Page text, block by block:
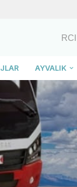
RCI
AYVALIK